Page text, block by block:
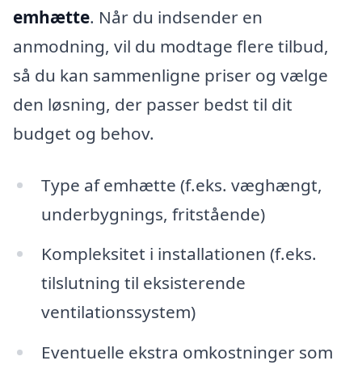
emhætte. Når du indsender en
anmodning, vil du modtage flere tilbud,
så du kan sammenligne priser og vælge
den løsning, der passer bedst til dit
budget og behov.
Type af emhætte (f.eks. væghængt,
underbygnings, fritstående)
Kompleksitet i installationen (f.eks.
tilslutning til eksisterende
ventilationssystem)
Eventuelle ekstra omkostninger som